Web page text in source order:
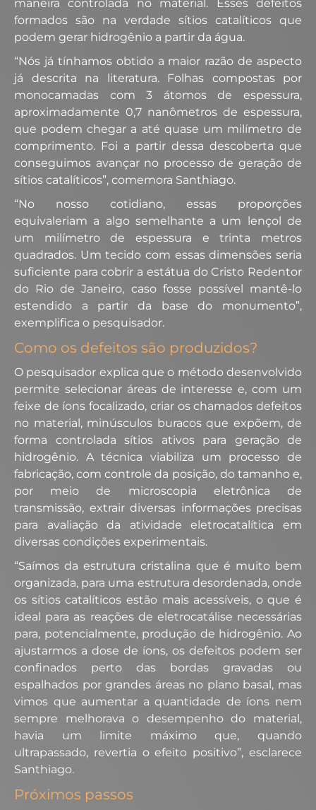
maneira controlada no material. Esses defeitos
formados são na verdade sítios catalíticos que
podem gerar hidrogênio a partir da água.
“Nós já tínhamos obtido a maior razão de aspecto
já descrita na literatura. Folhas compostas por
monocamadas com 3 átomos de espessura,
aproximadamente 0,7 nanômetros de espessura,
que podem chegar a até quase um milímetro de
comprimento. Foi a partir dessa descoberta que
conseguimos avançar no processo de geração de
sítios catalíticos”, comemora Santhiago.
“No nosso cotidiano, essas proporções
equivaleriam a algo semelhante a um lençol de
um milímetro de espessura e trinta metros
quadrados. Um tecido com essas dimensões seria
suficiente para cobrir a estátua do Cristo Redentor
do Rio de Janeiro, caso fosse possível mantê-lo
estendido a partir da base do monumento”,
exemplifica o pesquisador.
Como os defeitos são produzidos?
O pesquisador explica que o método desenvolvido
permite selecionar áreas de interesse e, com um
feixe de íons focalizado, criar os chamados defeitos
no material, minúsculos buracos que expõem, de
forma controlada sítios ativos para geração de
hidrogênio. A técnica viabiliza um processo de
fabricação, com controle da posição, do tamanho e,
por meio de microscopia eletrônica de
transmissão, extrair diversas informações precisas
para avaliação da atividade eletrocatalítica em
diversas condições experimentais.
“Saímos da estrutura cristalina que é muito bem
organizada, para uma estrutura desordenada, onde
os sítios catalíticos estão mais acessíveis, o que é
ideal para as reações de eletrocatálise necessárias
para, potencialmente, produção de hidrogênio. Ao
ajustarmos a dose de íons, os defeitos podem ser
confinados perto das bordas gravadas ou
espalhados por grandes áreas no plano basal, mas
vimos que aumentar a quantidade de íons nem
sempre melhorava o desempenho do material,
havia um limite máximo que, quando
ultrapassado, revertia o efeito positivo”, esclarece
Santhiago.
Próximos passos